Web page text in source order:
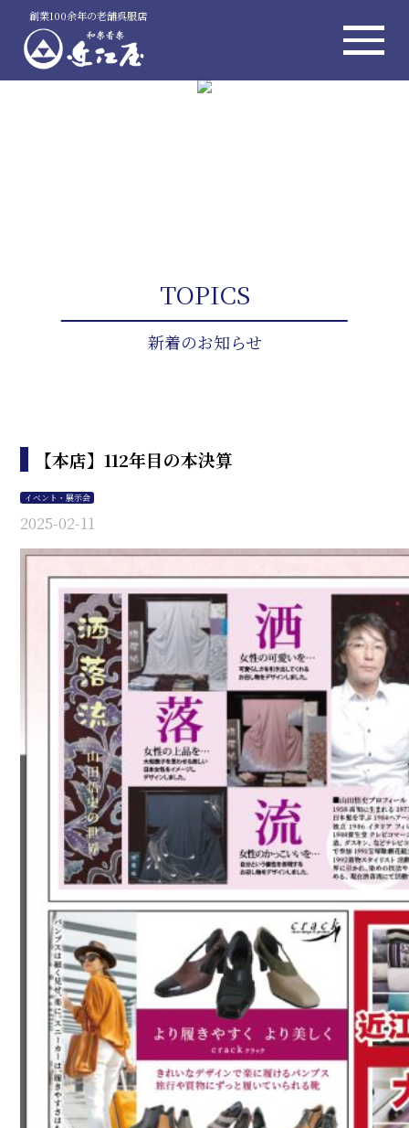
創業100余年の老舗呉服店
TOPICS
新着のお知らせ
【本店】112年目の本決算
イベント・展示会
2025-02-11